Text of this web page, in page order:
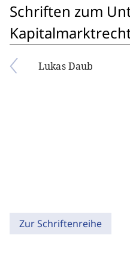
Schriften zum
Lukas Daub
Zur Schriftenreihe